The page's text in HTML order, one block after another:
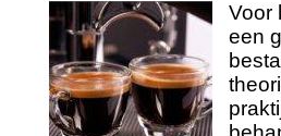
Voor
een